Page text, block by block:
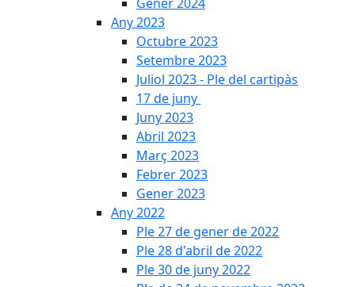
Any 2023
Octubre 2023
Setembre 2023
Juliol 2023 - Ple del cartipàs
17 de juny
Juny 2023
Abril 2023
Març 2023
Febrer 2023
Gener 2023
Any 2022
Ple 27 de gener de 2022
Ple 28 d'abril de 2022
Ple 30 de juny 2022